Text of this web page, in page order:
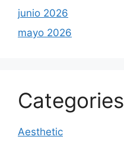
junio 2026
mayo 2026
Categories
Aesthetic